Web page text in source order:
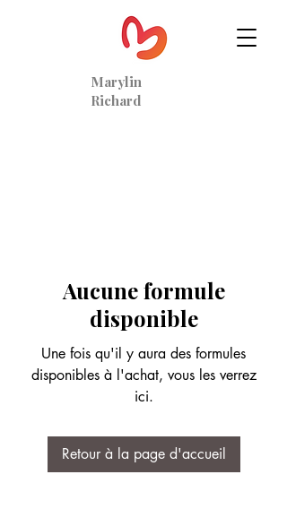
Marylin
Richard
Aucune formule
disponible
Une fois qu'il y aura des formules
disponibles à l'achat, vous les verrez
ici.
Retour à la page d'accueil